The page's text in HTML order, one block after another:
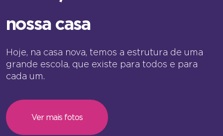
nossa casa
Hoje, na casa nova, temos a estrutura de uma
grande escola, que existe para todos e para
cada um.
Ver mais fotos